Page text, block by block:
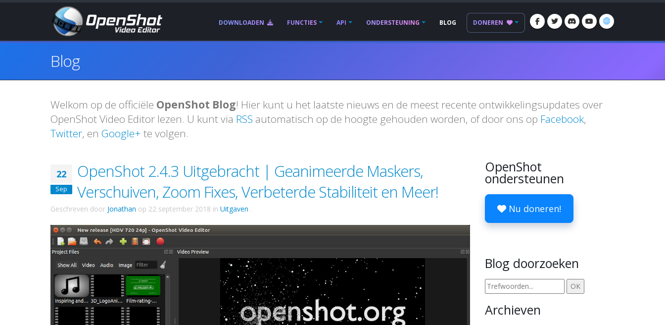
DOWNLOADEN FUNCTIES API ONDERSTEUNING BLOG DONEREN
Blog
Welkom op de officiële OpenShot Blog! Hier kunt u het laatste nieuws en de meest recente ontwikkelingsupdates over
OpenShot Video Editor lezen. U kunt via RSS automatisch op de hoogte gehouden worden, of door ons op Facebook,
Twitter, en Google+ te volgen.
22
Sep
OpenShot 2.4.3 Uitgebracht | Geanimeerde Maskers,
Verschuiven, Zoom Fixes, Verbeterde Stabiliteit en Meer!
Geschreven door Jonathan op 22 september 2018 in Uitgaven .
OpenShot
ondersteunen
Nu doneren!
Blog doorzoeken
Archieven